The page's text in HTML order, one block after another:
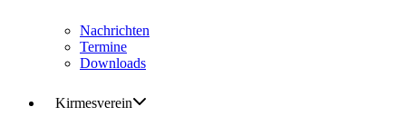
Nachrichten
Termine
Downloads
Kirmesverein